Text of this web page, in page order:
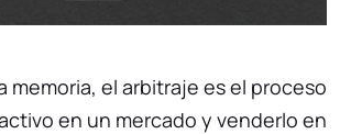
memoria, el arbitraje es el proceso
en un mercado y venderlo en